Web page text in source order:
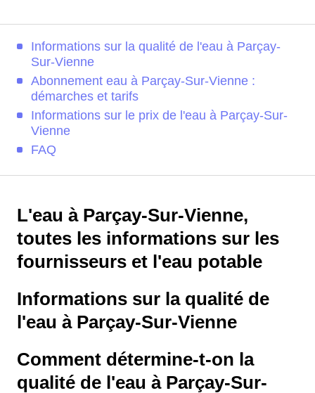
Informations sur la qualité de l'eau à Parçay-
Sur-Vienne
Abonnement eau à Parçay-Sur-Vienne :
démarches et tarifs
Informations sur le prix de l'eau à Parçay-Sur-
Vienne
FAQ
L'eau à Parçay-Sur-Vienne,
toutes les informations sur les
fournisseurs et l'eau potable
Informations sur la qualité de
l'eau à Parçay-Sur-Vienne
Comment détermine-t-on la
qualité de l'eau à Parçay-Sur-